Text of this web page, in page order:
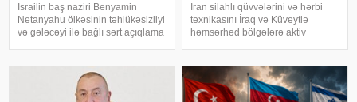
İsrailin baş naziri Benyamin
Netanyahu ölkəsinin təhlükəsizliyi
və gələcəyi ilə bağlı sərt açıqlama
suverenliyinin heç bir halda
güzəştə gedilməyəcək əsas prinsi
İran silahlı qüvvələrini və hərbi
texnikasını İraq və Küveytlə
həmsərhəd bölgələrə aktiv
media kanalları və teleqram
səhifələri yayıb. xəbər verir ki,
yayıla